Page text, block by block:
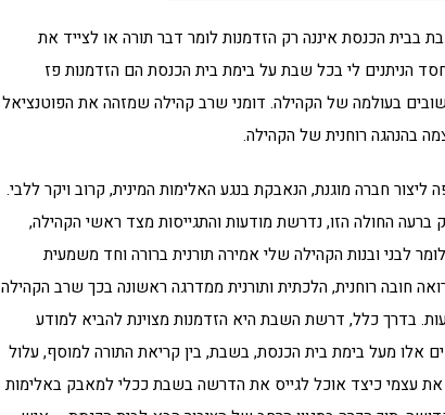
בבית הכנסת איננה רק הזדמנות לומר דבר תורה או לצייד את
הניתנים לי בכל שבת על בימת בית הכנסת הם הזדמנות פז
בעולמה של הקהילה. דומני שרב קהילה שמזהה את הפוטנציאל
בהנהגה רוחנית של הקהילה.
חברה מוגנת, הנאבקת בנגע האלימות המינית, קרוב ויקר ללבי.
החולה הזו, נדרשת מודעות והתגייסות מצד ראשי הקהילה,
לבני ובנות הקהילה שלי אמירה תורנית ברורה וחד משמעית
חובה רוחנית, הלכתית ותורנית ממדרגה ראשונה בכך שרב הקהילה
בדרך כלל, דרשת השבת היא הזדמנות מצוינת להביא למודע
אלו מעל בימת בית הכנסת, בשבת, בין קריאת התורה למוסף, עלול
עצמי כיצד אוכל לגייס את הדרשה בשבת ככלי למאבק באלימות